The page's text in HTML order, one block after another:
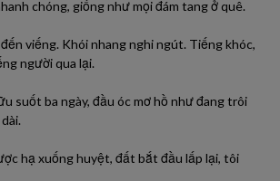
chóng, giống như mọi đám tang ở quê.
viếng. Khói nhang nghi ngút. Tiếng khóc,
người qua lại.
suốt ba ngày, đầu óc mơ hồ như đang trôi
hạ xuống huyệt, đất bắt đầu lấp lại, tôi